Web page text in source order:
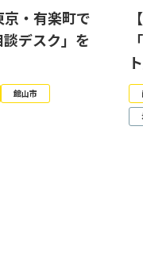
京・有楽町で
談デスク」を
館山市